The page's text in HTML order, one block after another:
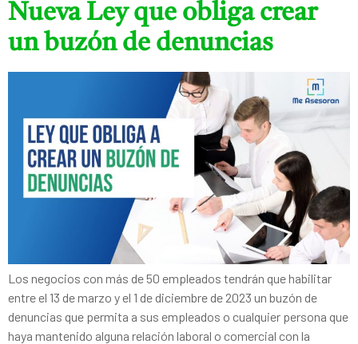
Nueva Ley que obliga crear
un buzón de denuncias
Los negocios con más de 50 empleados tendrán que habilitar
entre el 13 de marzo y el 1 de diciembre de 2023 un buzón de
denuncias que permita a sus empleados o cualquier persona que
haya mantenido alguna relación laboral o comercial con la